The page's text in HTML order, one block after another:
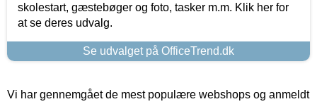
skolestart, gæstebøger og foto, tasker m.m. Klik her for
at se deres udvalg.
Se udvalget på OfficeTrend.dk
Vi har gennemgået de mest populære webshops og anmeldt